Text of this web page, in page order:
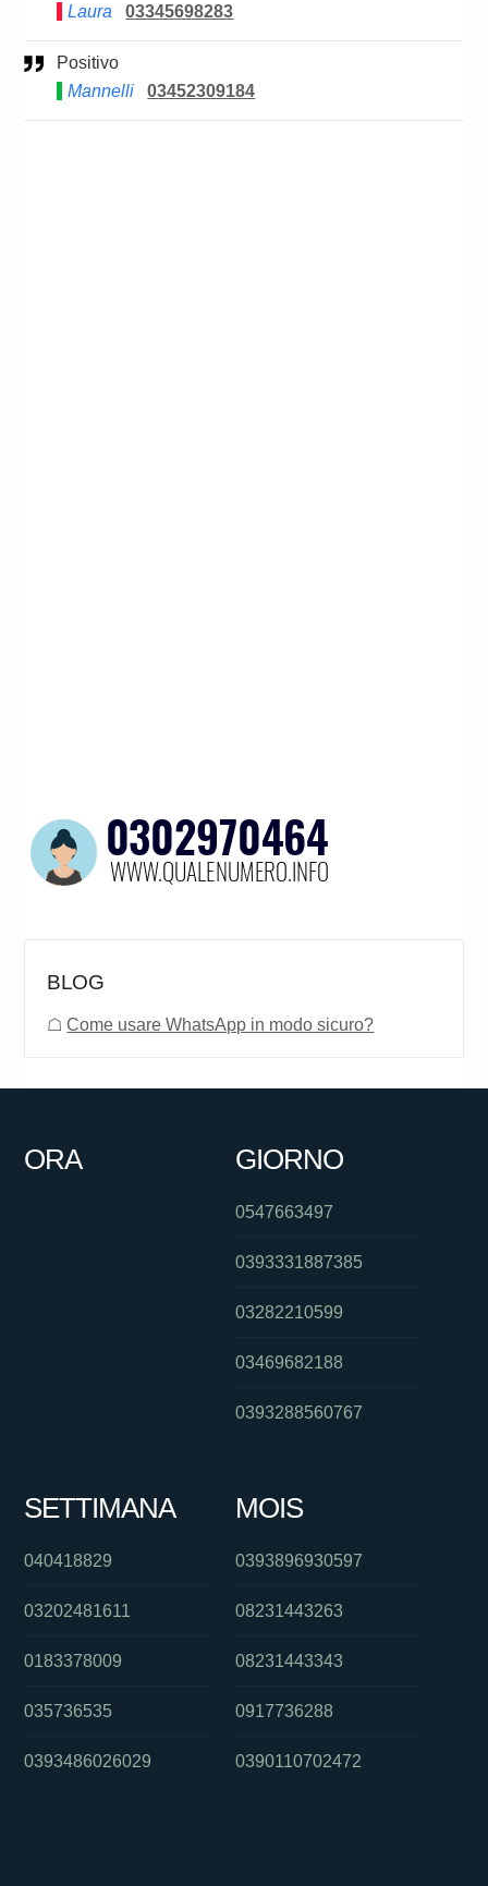
Laura
03345698283
Positivo
Mannelli
03452309184
BLOG
☖Come usare WhatsApp in modo sicuro?
ORA GIORNO
0547663497
0393331887385
03282210599
03469682188
0393288560767
SETTIMANA
040418829
03202481611
0183378009
035736535
0393486026029
MOIS
0393896930597
08231443263
08231443343
0917736288
0390110702472